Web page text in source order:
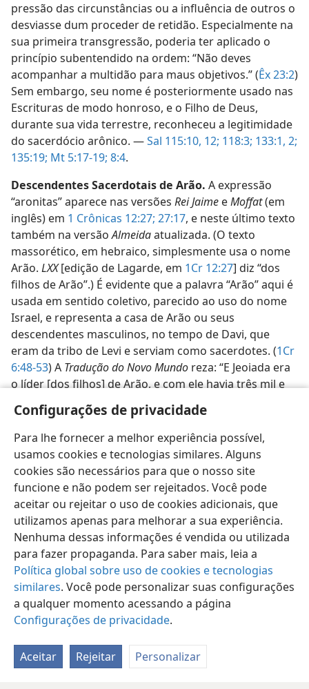
Configurações de privacidade
Para lhe fornecer a melhor experiência possível,
usamos cookies e tecnologias similares. Alguns
cookies são necessários para que o nosso site
funcione e não podem ser rejeitados. Você pode
aceitar ou rejeitar o uso de cookies adicionais, que
utilizamos apenas para melhorar a sua experiência.
Nenhuma dessas informações é vendida ou utilizada
para fazer propaganda. Para saber mais, leia a
Política global sobre uso de cookies e tecnologias
similares. Você pode personalizar suas configurações
a qualquer momento acessando a página
Configurações de privacidade.
Aceitar Rejeitar Personalizar
pressão das circunstâncias ou a influência de outros o
desviasse dum proceder de retidão. Especialmente na
sua primeira transgressão, poderia ter aplicado o
princípio subentendido na ordem: “Não deves
acompanhar a multidão para maus objetivos.” (Êx 23:2)
Sem embargo, seu nome é posteriormente usado nas
Escrituras de modo honroso, e o Filho de Deus,
durante sua vida terrestre, reconheceu a legitimidade
do sacerdócio arônico. —Sal 115:10, 12; 118:3; 133:1, 2;
135:19; Mt 5:17-19; 8:4.
Descendentes Sacerdotais de Arão. A expressão
“aronitas” aparece nas versões Rei Jaime eMoffat(em
inglês) em 1 Crônicas 12:27; 27:17, e neste último texto
também na versãoAlmeidaatualizada. (O texto
massorético, em hebraico, simplesmente usa o nome
Arão. LXX[edição de Lagarde, em 1Cr 12:27] diz “dos
filhos de Arão”.) É evidente que a palavra “Arão” aqui é
usada em sentido coletivo, parecido ao uso do nome
Israel, e representa a casa de Arão ou seus
descendentes masculinos, no tempo de Davi, que
eram da tribo de Levi e serviam como sacerdotes. (1Cr
6:48-53) A Tradução do Novo Mundo reza: “E Jeoiada era
o líder [dos filhos] de Arão, e com ele havia três mil e
palavras “dos filhos”, para indicar que foram
adicionadas. — VejaARÃ N.º 4.
Português (Brasil) Compartilhar Preferências
Copyright © 2026 Watch Tower Bible and Tract Society of Pennsylvania
Termos de Uso
Política de Privacidade
Configurações de Privacidade
JW.ORG Login